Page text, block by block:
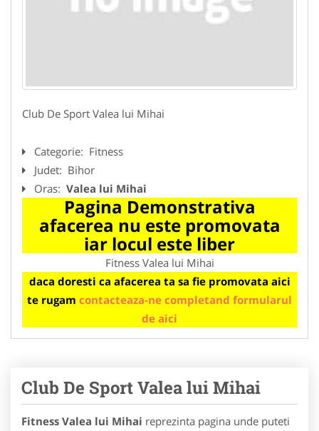
Club De Sport Valea lui Mihai
Categorie: Fitness
Judet: Bihor
Oras: Valea lui Mihai
Pagina Demonstrativa
afacerea nu este promovata
iar locul este liber
Fitness Valea lui Mihai
daca doresti ca afacerea ta sa fie promovata aici
te rugam contacteaza-ne completand formularul
de aici
Club De Sport Valea lui Mihai
Fitness Valea lui Mihai reprezinta pagina unde puteti